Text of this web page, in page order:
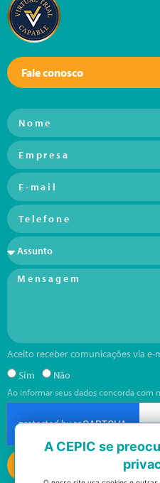
Fale conosco
Aceito receber comunicações via e-
Sim
Não
Ao informar seus dados concorda com
A CEPIC se